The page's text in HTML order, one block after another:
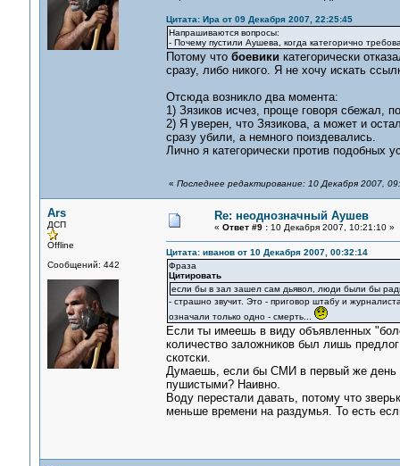
Цитата: Ира от 09 Декабря 2007, 22:25:45
Напрашиваются вопросы:
- Почему пустили Аушева, когда категорично
Потому что боевики категорически
сразу, либо никого. Я не хочу искать
Отсюда возникло два момента:
1) Зязиков исчез, проще говоря сбежал,
2) Я уверен, что Зязикова, а может и
сразу убили, а немного поиздевались.
Лично я категорически против подобных
« Последнее редактирование: 10 Декабря 2007,
Ars
ДСП
Offline
Сообщений: 442
Re: неоднозначный Аушев
« Ответ #9 :10 Декабря 2007, 10:21:10 »
Цитата: иванов от 10 Декабря 2007, 00:32:14
Фраза
Цитировать
если бы в зал зашел сам дьявол, люди были бы
- страшно звучит. Это - приговор штабу и
означали только одно - смерть...
Если ты имеешь в виду объявленных
количество заложников был лишь
скотски.
Думаешь, если бы СМИ в первый же день
пушистыми? Наивно.
Воду перестали давать, потому что
меньше времени на раздумья. То есть